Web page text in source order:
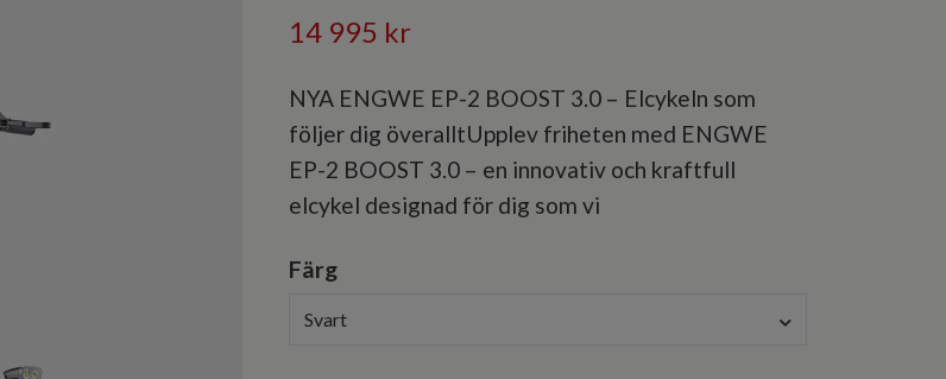
14 995 kr
NYA ENGWE EP-2 BOOST 3.0 – Elcykeln som
följer dig överalltUpplev friheten med ENGWE
EP-2 BOOST 3.0 – en innovativ och kraftfull
elcykel designad för dig som vi
Färg
Svart